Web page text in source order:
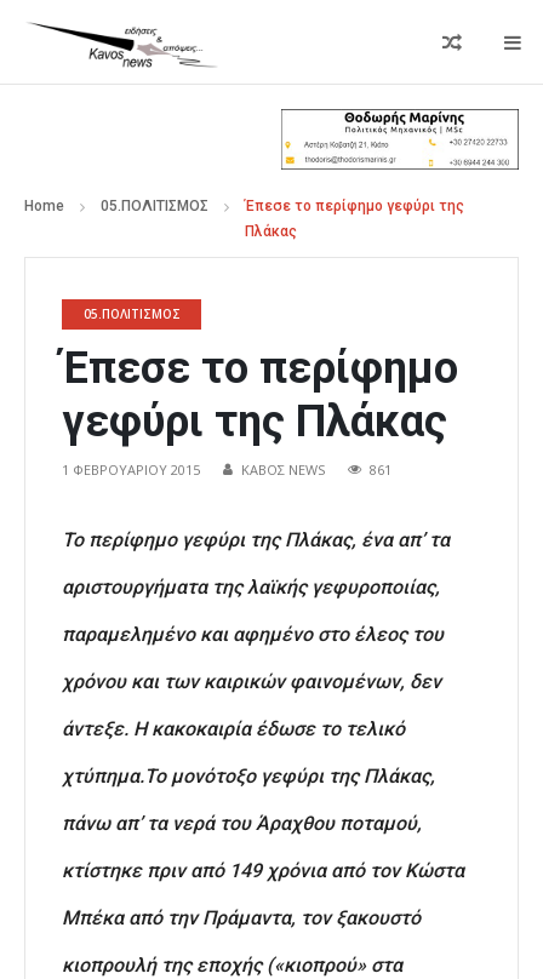
Home 05.ΠΟΛΙΤΙΣΜΟΣ
Έπεσε το περίφημο γεφύρι της
Πλάκας
05.ΠΟΛΙΤΙΣΜΟΣ
Έπεσε το περίφημο
γεφύρι της Πλάκας
1 ΦΕΒΡΟΥΑΡΊΟΥ 2015 ΚΑΒΟΣ NEWS 861
Το περίφημο γεφύρι της Πλάκας, ένα απ’ τα
αριστουργήματα της λαϊκής γεφυροποιίας,
παραμελημένο και αφημένο στο έλεος του
χρόνου και των καιρικών φαινομένων, δεν
άντεξε. Η κακοκαιρία έδωσε το τελικό
χτύπημα.Το μονότοξο γεφύρι της Πλάκας,
πάνω απ’ τα νερά του Άραχθου ποταμού,
κτίστηκε πριν από 149 χρόνια από τον Κώστα
Μπέκα από την Πράμαντα, τον ξακουστό
κιοπρουλή της εποχής («κιοπρού» στα